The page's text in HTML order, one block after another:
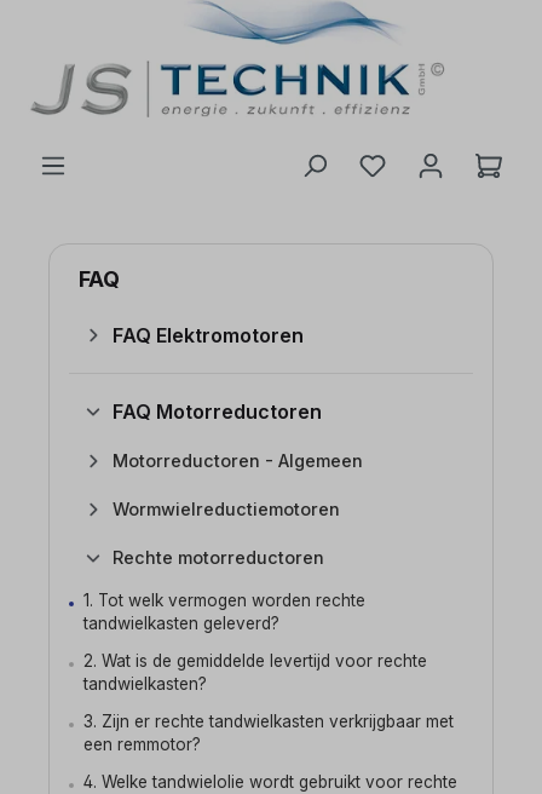
FAQ
FAQ Elektromotoren
FAQ Motorreductoren
Motorreductoren - Algemeen
Wormwielreductiemotoren
Rechte motorreductoren
1. Tot welk vermogen worden rechte
tandwielkasten geleverd?
2. Wat is de gemiddelde levertijd voor rechte
tandwielkasten?
3. Zijn er rechte tandwielkasten verkrijgbaar met
een remmotor?
4. Welke tandwielolie wordt gebruikt voor rechte